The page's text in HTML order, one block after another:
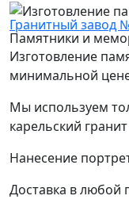
Гранитный завод
Памятники и
Изготовление
минимальной
Мы используем
карельский гранит
Нанесение
Доставка в любой